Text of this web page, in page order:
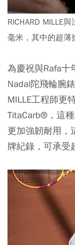
RICHARD MILLE
毫米，其中的超薄
為慶祝與Rafa十
Nadal陀飛輪腕
MILLE工程師更
TitaCarb®，這
更加強韌耐用，
牌紀錄，可承受